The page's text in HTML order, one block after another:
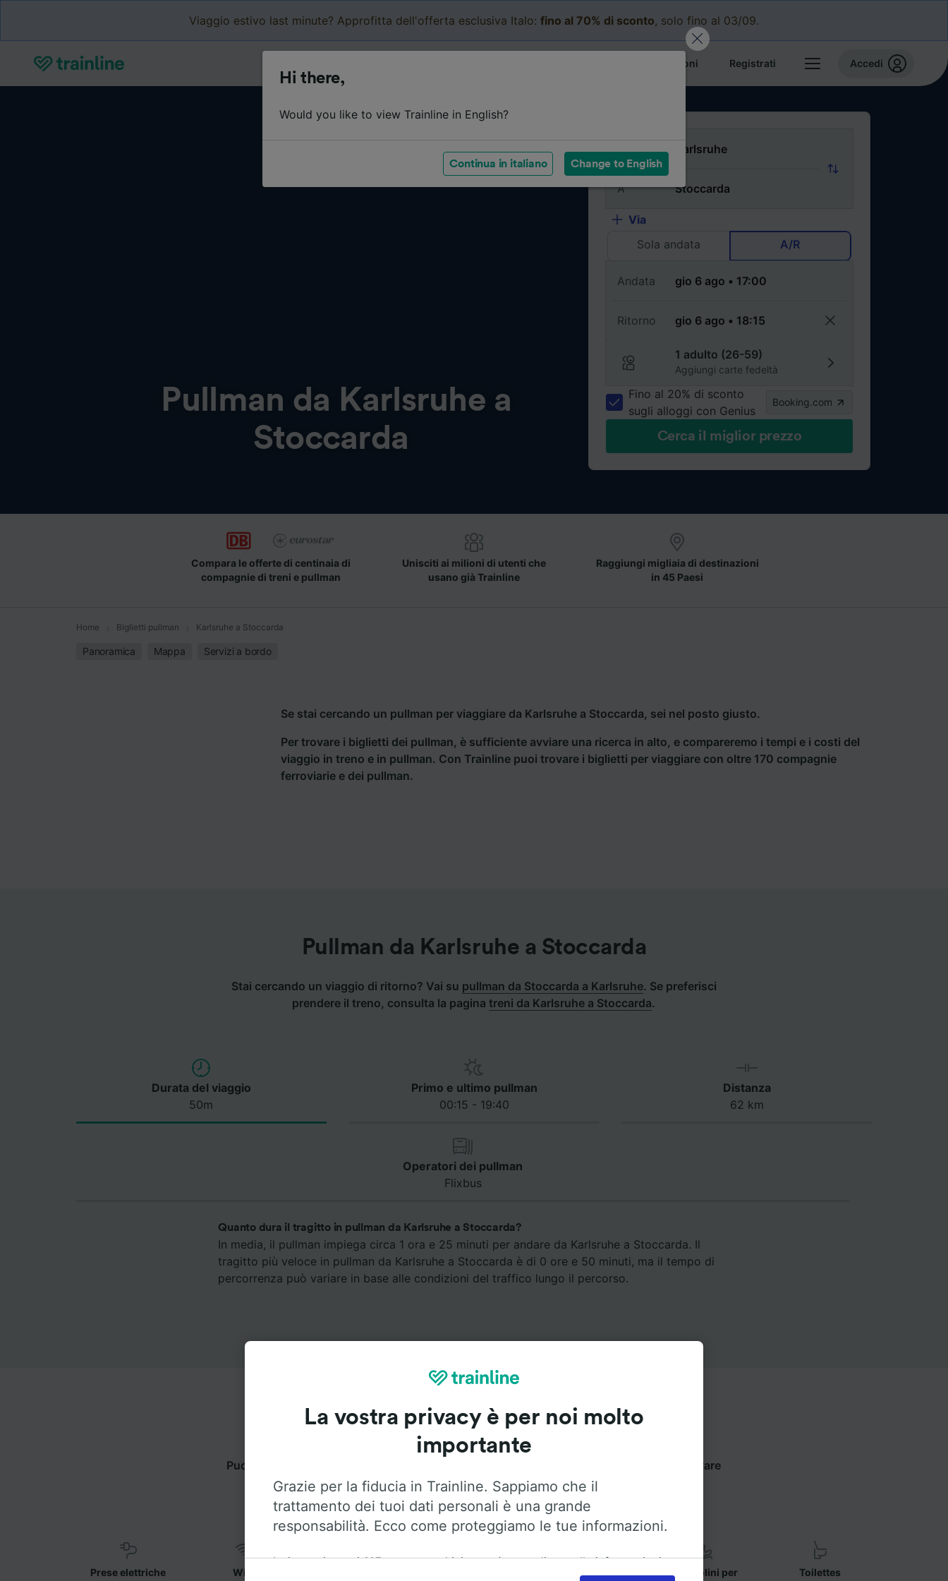
Viaggio estivo last minute? Approfitta dell'offerta esclusiva Italo: fino al 70% di sconto, solo fino al 03/09.
Le mie prenotazioni Registrati Accedi
Pullman da Karlsruhe a
Stoccarda
Da
A
Via
Sola andata
A/R
Andata
Ritorno
1 adulto (26-59)
Aggiungi carte fedeltà
Fino al 20% di sconto
sugli alloggi con Genius
Booking.com
Cerca il miglior prezzo
Compara le offerte di centinaia di
compagnie di treni e pullman
Unisciti ai milioni di utenti che
usano già Trainline
Raggiungi migliaia di destinazioni
in 45 Paesi
Home Biglietti pullman Karlsruhe a Stoccarda
Panoramica Mappa Servizi a bordo
Se stai cercando un pullman per viaggiare da Karlsruhe a Stoccarda, sei nel posto giusto.
Per trovare i biglietti dei pullman, è sufficiente avviare una ricerca in alto, e compareremo i tempi e i costi del
viaggio in treno e in pullman. Con Trainline puoi trovare i biglietti per viaggiare con oltre 170 compagnie
ferroviarie e dei pullman.
Pullman da Karlsruhe a Stoccarda
Stai cercando un viaggio di ritorno? Vai su pullman da Stoccarda a Karlsruhe. Se preferisci
prendere il treno, consulta la paginatreni da Karlsruhe a Stoccarda.
Durata del viaggio
50m
Primo e ultimo pullman
00:15 - 19:40
Distanza
62 km
Operatori dei pullman
Flixbus
Quanto dura il tragitto in pullman da Karlsruhe a Stoccarda?
In media, il pullman impiega circa 1 ora e 25 minuti per andare da Karlsruhe a Stoccarda. Il
tragitto più veloce in pullman da Karlsruhe a Stoccarda è di 0 ore e 50 minuti, ma il tempo di
percorrenza può variare in base alle condizioni del traffico lungo il percorso.
Servizi a bordo
Puoi viaggiare da Karlsruhe a Stoccarda con
. Utilizza le opzioni qui sotto per trovare
maggiori informazioni sui servizi a bordo.
Prese elettriche WiFi
Seggiolini per
Toilettes
Hi there,
Would you like to view Trainline in English?
Continua in italiano Change to English
La vostra privacy è per noi molto
importante
Grazie per la fiducia in Trainline. Sappiamo che il
trattamento dei tuoi dati personali è una grande
responsabilità. Ecco come proteggiamo le tue informazioni.
Insieme ai nostri115partner archiviamo e/o accediamo alle informazioni
sul dispositivo dell'utente, come gli ID univoci nei cookie, per il